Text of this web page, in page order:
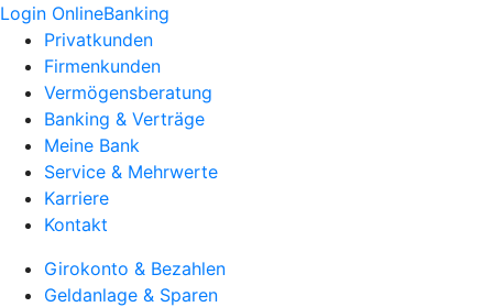
Login OnlineBanking
Privatkunden
Firmenkunden
Vermögensberatung
Banking & Verträge
Meine Bank
Service & Mehrwerte
Karriere
Kontakt
Girokonto & Bezahlen
Geldanlage & Sparen